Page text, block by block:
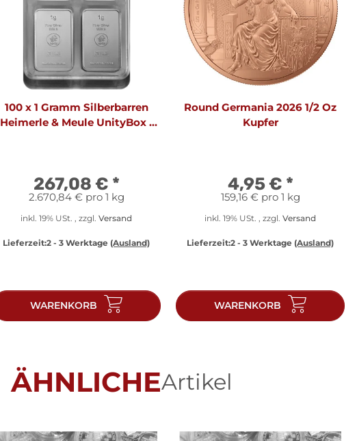
100 x 1 Gramm Silberbarren
Heimerle & Meule UnityBox |
267,08 € *
2.670,84 € pro 1 kg
inkl. 19% USt. , zzgl. Versand
Lieferzeit:2 - 3 Werktage (Ausland)
WARENKORB
Round Germania 2026 1/2 Oz
Kupfer
4,95 € *
159,16 € pro 1 kg
inkl. 19% USt. , zzgl. Versand
Lieferzeit:2 - 3 Werktage (Ausland)
WARENKORB
ÄHNLICHEArtikel